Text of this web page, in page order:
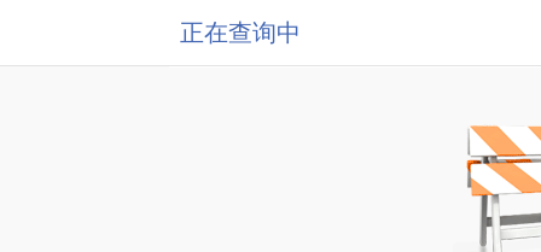
正在查询中